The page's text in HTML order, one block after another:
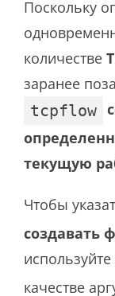
Поскольку
количестве
заранее
tcpflow
текущую
Чтобы
создавать
качестве